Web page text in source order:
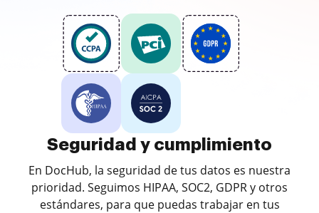
Seguridad y cumplimiento
En DocHub, la seguridad de tus datos es nuestra
prioridad. Seguimos HIPAA, SOC2, GDPR y otros
estándares, para que puedas trabajar en tus